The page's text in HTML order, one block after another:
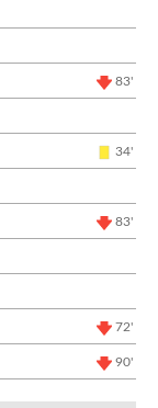
83'
34'
83'
72'
90'